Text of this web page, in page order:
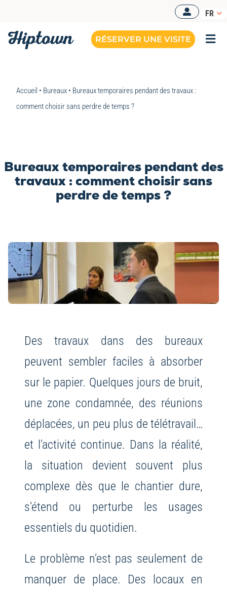
contenu
FR
RÉSERVER UNE VISITE
Accueil • Bureaux• Bureaux temporaires pendant des travaux :
comment choisir sans perdre de temps ?
Bureaux temporaires pendant des
travaux : comment choisir sans
perdre de temps ?
Des travaux dans des bureaux
peuvent sembler faciles à absorber
sur le papier. Quelques jours de bruit,
une zone condamnée, des réunions
déplacées, un peu plus de télétravail…
et l’activité continue. Dans la réalité,
la situation devient souvent plus
complexe dès que le chantier dure,
s’étend ou perturbe les usages
essentiels du quotidien.
Le problème n’est pas seulement de
manquer de place. Des locaux en